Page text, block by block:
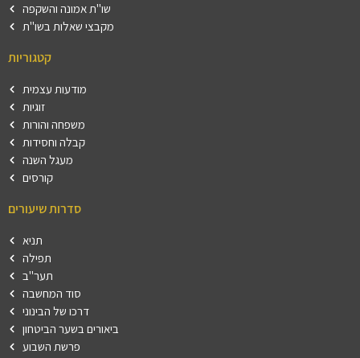
שו"ת אמונה והשקפה
מקבצי שאלות בשו"ת
קטגוריות
מודעות עצמית
זוגיות
משפחה והורות
קבלה וחסידות
מעגל השנה
קורסים
סדרות שיעורים
תניא
תפילה
תער"ב
סוד המחשבה
דרכו של הבינוני
ביאורים בשער הביטחון
פרשת השבוע